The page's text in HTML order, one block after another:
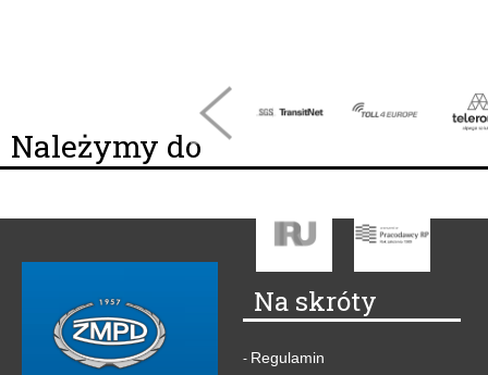
Należymy do
Na skróty
- Regulamin